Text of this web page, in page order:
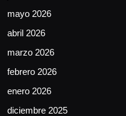
mayo 2026
abril 2026
marzo 2026
febrero 2026
enero 2026
diciembre 2025